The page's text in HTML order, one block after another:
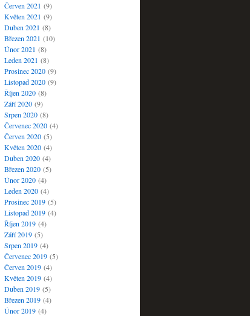
Červen 2021 (9)
Květen 2021 (9)
Duben 2021 (8)
Březen 2021 (10)
Únor 2021 (8)
Leden 2021 (8)
Prosinec 2020(9)
Listopad 2020(9)
Říjen 2020(8)
Září 2020(9)
Srpen 2020(8)
Červenec 2020(4)
Červen 2020(5)
Květen 2020(4)
Duben 2020(4)
Březen 2020(5)
Únor 2020(4)
Leden 2020(4)
Prosinec 2019(5)
Listopad 2019(4)
Říjen 2019(4)
Září 2019(5)
Srpen 2019(4)
Červenec 2019(5)
Červen 2019(4)
Květen 2019(4)
Duben 2019(5)
Březen 2019(4)
Únor 2019(4)